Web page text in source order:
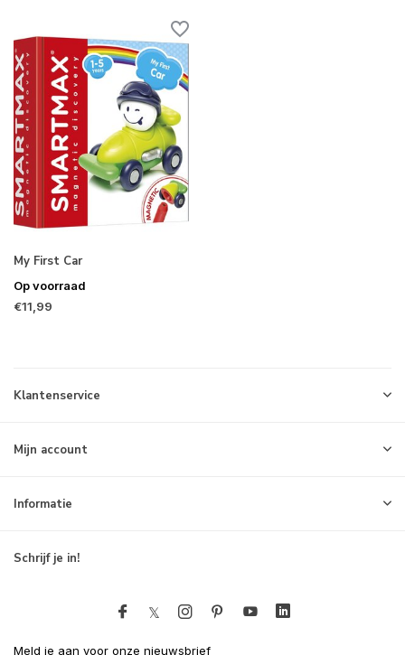
My First Car
Op voorraad
€11,99
Klantenservice
Mijn account
Informatie
Schrijf je in!
Meld je aan voor onze nieuwsbrief